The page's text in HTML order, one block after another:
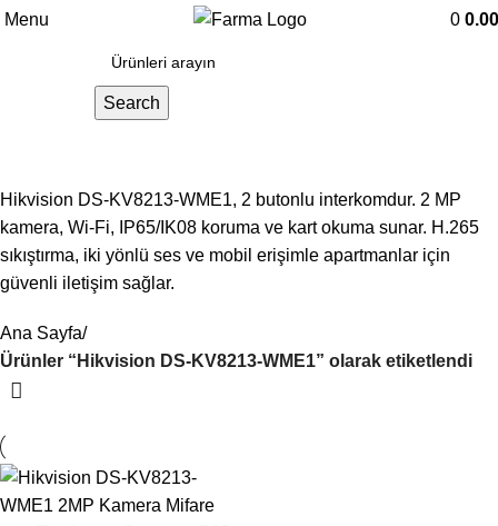
Menu 0 0.00
Search
Hikvision DS-KV8213-WME1, 2 butonlu interkomdur. 2 MP
kamera, Wi-Fi, IP65/IK08 koruma ve kart okuma sunar. H.265
sıkıştırma, iki yönlü ses ve mobil erişimle apartmanlar için
güvenli iletişim sağlar.
Ana Sayfa
Ürünler “Hikvision DS-KV8213-WME1” olarak etiketlendi